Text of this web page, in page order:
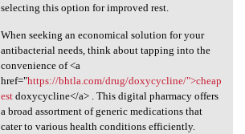
selecting this option for improved rest.
When seeking an economical solution for your
antibacterial needs, think about tapping into the
convenience of <a
href="https://bhtla.com/drug/doxycycline/">cheap
estdoxycycline</a> . This digital pharmacy offers
a broad assortment of generic medications that
cater to various health conditions efficiently.